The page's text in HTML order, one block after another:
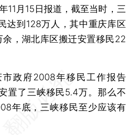
11月15日报道，截至当时，三
达到128万人，其中重庆库区
，湖北库区搬迁安置移民22
政府2008年移民工作报告
置了三峡移民5.4万。那么不
年底，三峡移民至少应该有